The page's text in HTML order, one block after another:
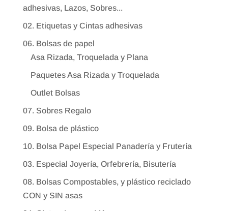
adhesivas, Lazos, Sobres...
02. Etiquetas y Cintas adhesivas
06. Bolsas de papel
Asa Rizada, Troquelada y Plana
Paquetes Asa Rizada y Troquelada
Outlet Bolsas
07. Sobres Regalo
09. Bolsa de plástico
10. Bolsa Papel Especial Panadería y Frutería
03. Especial Joyería, Orfebrería, Bisutería
08. Bolsas Compostables, y plástico reciclado
CON y SIN asas